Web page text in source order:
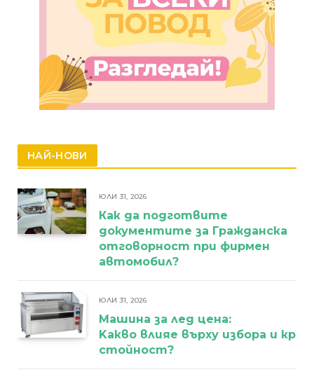
НАЙ-НОВИ
ЮЛИ 31, 2026
Как да подготвите
документите за Гражданска
отговорност при фирмен
автомобил?
ЮЛИ 31, 2026
Машина за лед цена:
Kакво влияе върху избора и
стойност?